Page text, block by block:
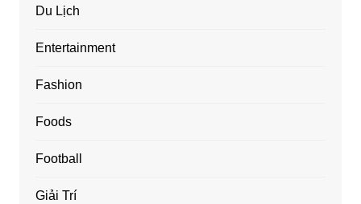
Du Lịch
Entertainment
Fashion
Foods
Football
Giải Trí